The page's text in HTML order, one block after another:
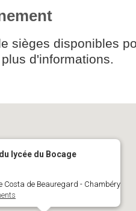
sièges disponibles
d'informations.
lycée du Bocage
Costa de Beauregard - Chambéry